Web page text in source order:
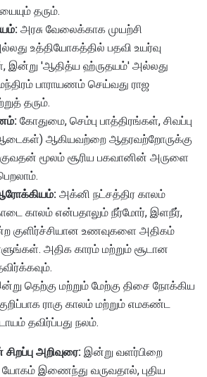
தரும்.
அரசு வேலைக்காக முயற்சி
உத்தியோகத்தில் பதவி உயர்வு
இன்று 'ஆதித்ய ஹ்ருதயம்' அல்லது
மந்திரம் பாராயணம் செய்வது ராஜ
தரும்.
கோதுமை, செம்பு பாத்திரங்கள், சிவப்பு
ஆகியவற்றை ஆதரவற்றோருக்கு
மூலம் சூரிய பகவானின் அருளை
அக்னி நட்சத்திர காலம்
காலம் என்பதாலும் நீர்மோர், இளநீர்,
குளிர்ச்சியான உணவுகளை அதிகம்
அதிக காரம் மற்றும் சூடான
தெற்கு மற்றும் மேற்கு திசை நோக்கிய
ராகு காலம் மற்றும் எமகண்ட
தவிர்ப்பது நலம்.
அறிவுரை: இன்று வளர்பிறை
யோகம் இணைந்து வருவதால், புதிய